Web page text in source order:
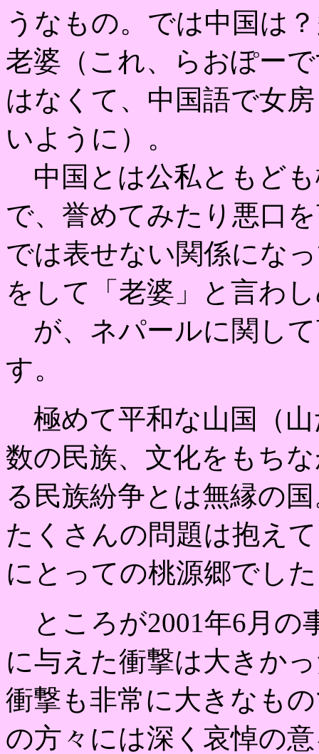
うなもの。では中国は
老婆（これ、らおぽー
はなくて、中国語で女
いように）。
中国とは公私ともど
で、誉めてみたり悪口
では表せない関係にな
をして「老婆」と言わ
が、ネパールに関し
す。
極めて平和な山国（
数の民族、文化をもち
る民族紛争とは無縁の
たくさんの問題は抱え
にとっての桃源郷でし
ところが2001年6月の
に与えた衝撃は大きか
衝撃も非常に大きなも
の方々には深く哀悼の